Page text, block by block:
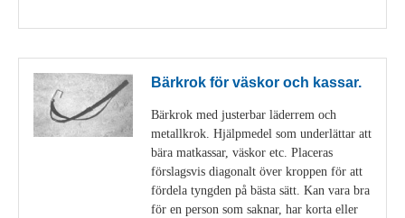
Bärkrok för väskor och kassar.
Bärkrok med justerbar läderrem och
metallkrok. Hjälpmedel som underlättar att
bära matkassar, väskor etc. Placeras
förslagsvis diagonalt över kroppen för att
fördela tyngden på bästa sätt. Kan vara bra
för en person som saknar, har korta eller